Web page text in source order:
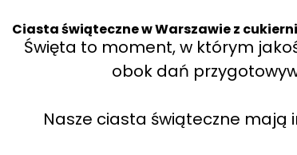
Ciasta świąteczne w Warszawie z
Święta to moment, w którym
obok dań
Nasze ciasta świąteczne